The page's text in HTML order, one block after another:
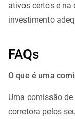
ativos certos e na
investimento
FAQs
O que é uma
Uma comissão
corretora pelos